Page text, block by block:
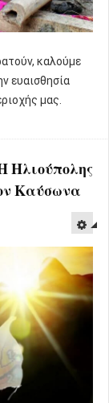
καλούμε
ευαισθησία
μας.
Ηλιούπολης
Καύσωνα